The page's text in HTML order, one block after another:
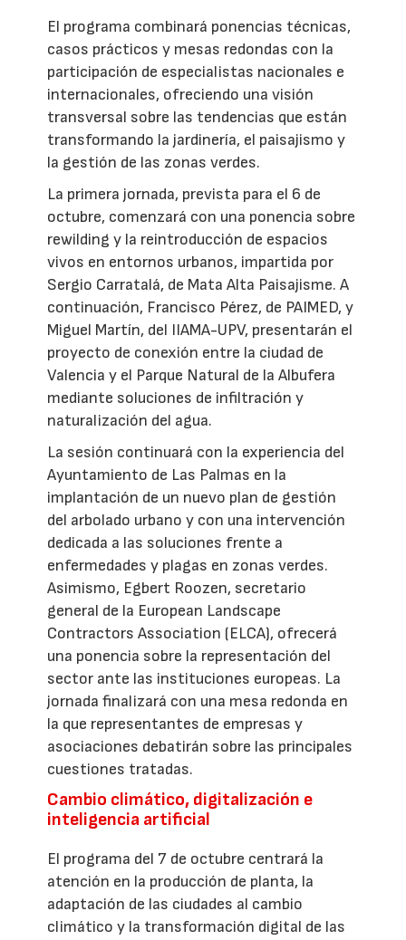
El programa combinará ponencias técnicas,
casos prácticos y mesas redondas con la
participación de especialistas nacionales e
internacionales, ofreciendo una visión
transversal sobre las tendencias que están
transformando la jardinería, el paisajismo y
la gestión de las zonas verdes.
La primera jornada, prevista para el 6 de
octubre, comenzará con una ponencia sobre
rewilding y la reintroducción de espacios
vivos en entornos urbanos, impartida por
Sergio Carratalá, de Mata Alta Paisajisme. A
continuación, Francisco Pérez, de PAIMED, y
Miguel Martín, del IIAMA-UPV, presentarán el
proyecto de conexión entre la ciudad de
Valencia y el Parque Natural de la Albufera
mediante soluciones de infiltración y
naturalización del agua.
La sesión continuará con la experiencia del
Ayuntamiento de Las Palmas en la
implantación de un nuevo plan de gestión
del arbolado urbano y con una intervención
dedicada a las soluciones frente a
enfermedades y plagas en zonas verdes.
Asimismo, Egbert Roozen, secretario
general de la European Landscape
Contractors Association (ELCA), ofrecerá
una ponencia sobre la representación del
sector ante las instituciones europeas. La
jornada finalizará con una mesa redonda en
la que representantes de empresas y
asociaciones debatirán sobre las principales
cuestiones tratadas.
Cambio climático, digitalización e
inteligencia artificial
El programa del 7 de octubre centrará la
atención en la producción de planta, la
adaptación de las ciudades al cambio
climático y la transformación digital de las